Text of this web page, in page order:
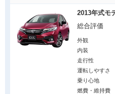
もなかったです。
狭い道も曲がれないと悩むこと
ました。
普通車なので乗り心地もよくて
トランクにもたくさん物を積む
にはとても便利に感じました。
車高も低くないので擦ったりす
2013年式モ
総合評価
外観
内装
走行性
運転しやすさ
乗り心地
燃費・維持費